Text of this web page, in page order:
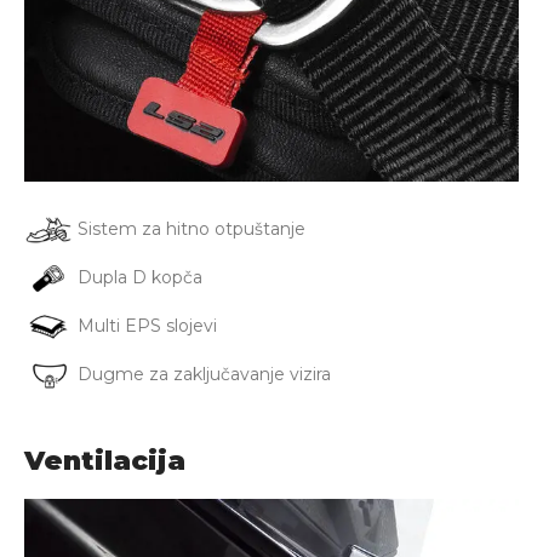
Sistem za hitno otpuštanje
Dupla D kopča
Multi EPS slojevi
Dugme za zaključavanje vizira
Ventilacija